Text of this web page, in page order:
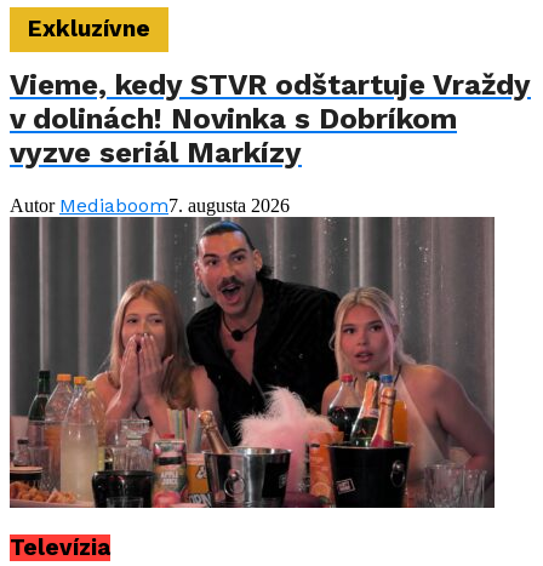
Exkluzívne
Vieme, kedy STVR odštartuje Vraždy
v dolinách! Novinka s Dobríkom
vyzve seriál Markízy
Autor Mediaboom7. augusta 2026
Televízia